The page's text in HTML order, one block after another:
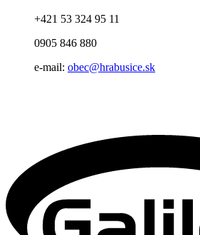
+421 53 324 95 11
0905 846 880
e-mail: obec@hrabusice.sk